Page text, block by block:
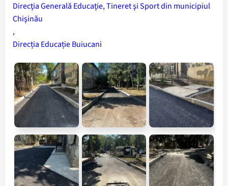
Direcţia Generală Educaţie, Tineret şi Sport din municipiul
Chişinău
,
Direcția Educație Buiucani